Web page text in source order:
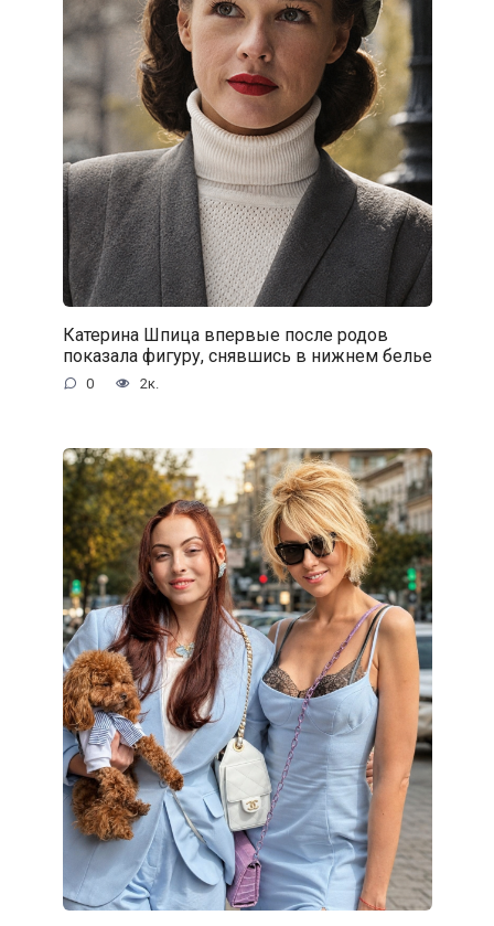
Катерина Шпица впервые после родов
показала фигуру, снявшись в нижнем белье
0 2к.